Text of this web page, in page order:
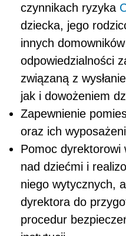
czynnikach ryzyka
dziecka, jego
innych
odpowiedzialności
związaną z
jak i dowożeniem
Zapewnienie
oraz ich
Pomoc dyrektorowi
nad dziećmi i
niego wytycznych,
dyrektora do
procedur